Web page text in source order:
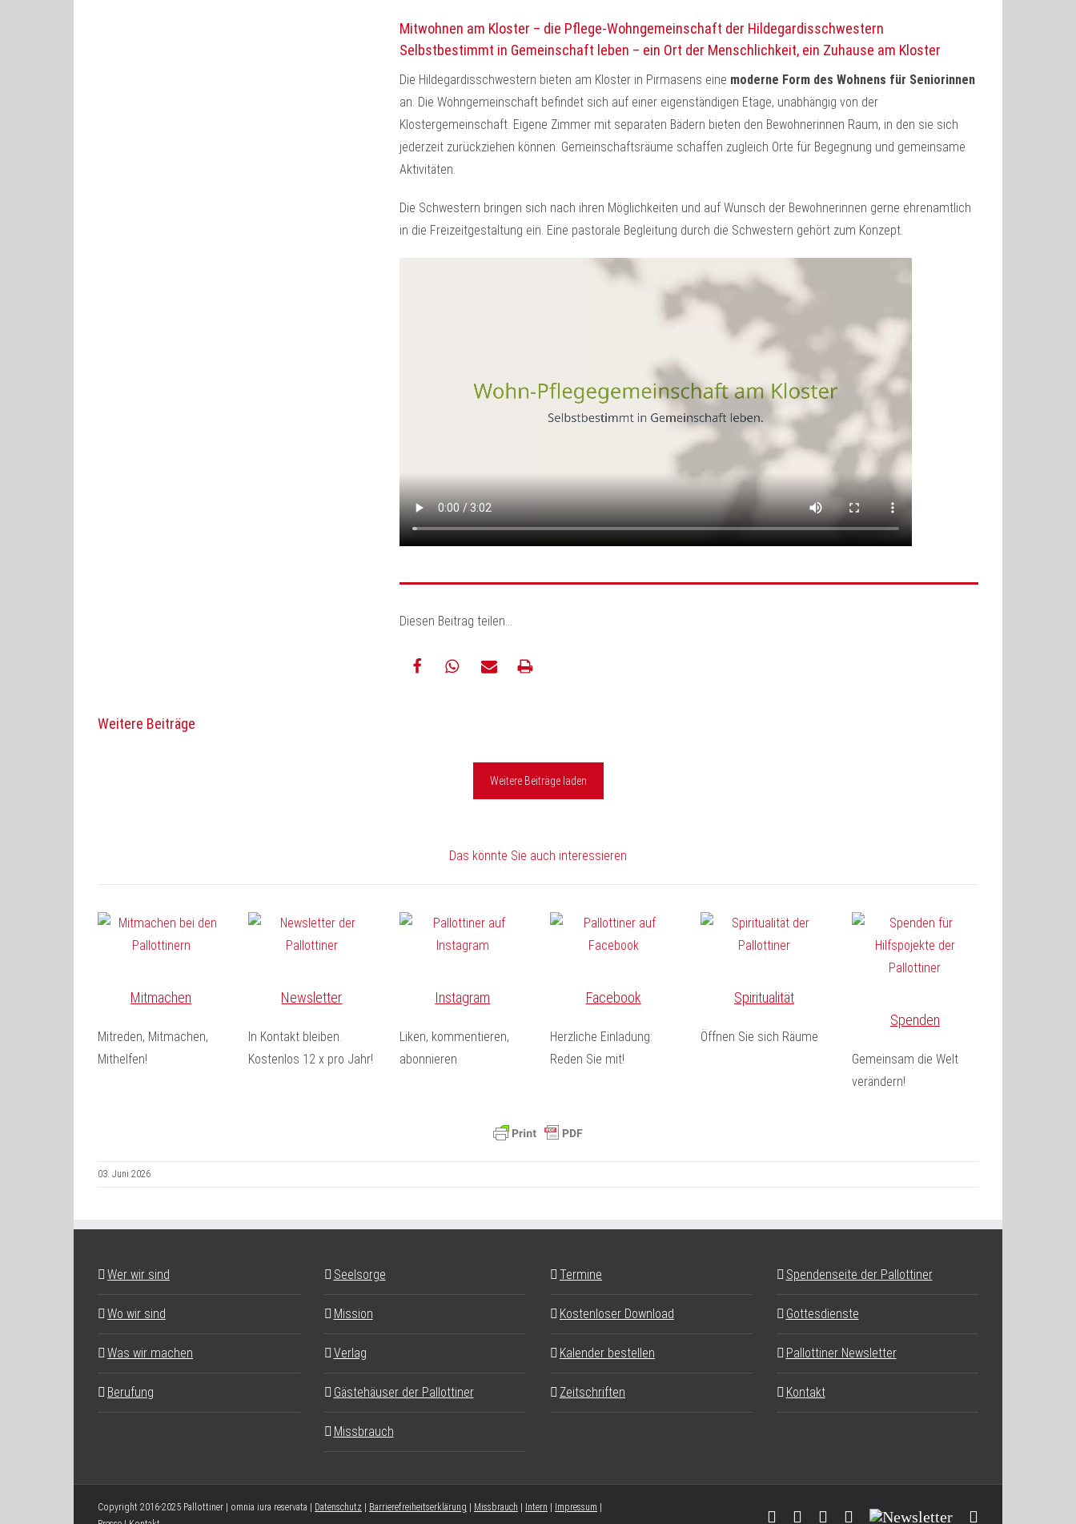
Mitwohnen am Kloster – die Pflege-Wohngemeinschaft der Hildegardisschwestern
Selbstbestimmt in Gemeinschaft leben – ein Ort der Menschlichkeit, ein Zuhause am Kloster
Die Hildegardisschwestern bieten am Kloster in Pirmasens eine moderne Form des Wohnens für Seniorinnen
an. Die Wohngemeinschaft befindet sich auf einer eigenständigen Etage, unabhängig von der
Klostergemeinschaft. Eigene Zimmer mit separaten Bädern bieten den Bewohnerinnen Raum, in den sie sich
jederzeit zurückziehen können. Gemeinschaftsräume schaffen zugleich Orte für Begegnung und gemeinsame
Aktivitäten.
Die Schwestern bringen sich nach ihren Möglichkeiten und auf Wunsch der Bewohnerinnen gerne ehrenamtlich
in die Freizeitgestaltung ein. Eine pastorale Begleitung durch die Schwestern gehört zum Konzept.
Diesen Beitrag teilen...
Weitere Beiträge
Weitere Beiträge laden
Das könnte Sie auch interessieren
Mitmachen
Mitreden, Mitmachen,
Mithelfen!
Newsletter
In Kontakt bleiben.
Kostenlos 12 x pro Jahr!
Instagram
Liken, kommentieren,
abonnieren
Facebook
Herzliche Einladung:
Reden Sie mit!
Spiritualität
Öffnen Sie sich Räume
Spenden
Gemeinsam die Welt
verändern!
03. Juni 2026
Wer wir sind
Wo wir sind
Was wir machen
Berufung
Seelsorge
Mission
Verlag
Gästehäuser der Pallottiner
Missbrauch
Termine
Kostenloser Download
Kalender bestellen
Zeitschriften
Spendenseite der Pallottiner
Gottesdienste
Pallottiner Newsletter
Kontakt
Copyright 2016-2025 Pallottiner | omnia iura reservata | Datenschutz | Barrierefreiheitserklärung | Missbrauch | Intern | Impressum |
FacebookYouTubeInstagram
Threads
Newsletter